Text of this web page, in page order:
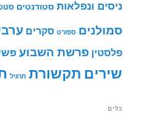
ניסים ונפלאות סטודנטים
סמולנים ספורט סקרים
פלסטין פרשת השבוע
שירים תקשורת תרגיל
כלים